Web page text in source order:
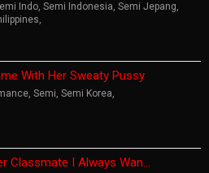
Indo, Semi Indonesia, Semi Jepang,
,
With Her Sweaty Pussy
, Semi, Semi Korea,
Classmate I Always Wan…